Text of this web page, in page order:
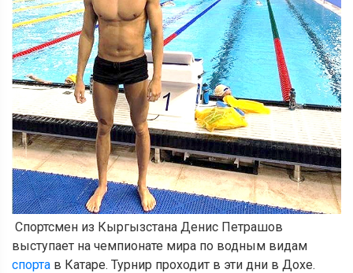
Спортсмен из Кыргызстана Денис Петрашов
выступает на чемпионате мира по водным видам
спорта в Катаре. Турнир проходит в эти дни в Дохе.